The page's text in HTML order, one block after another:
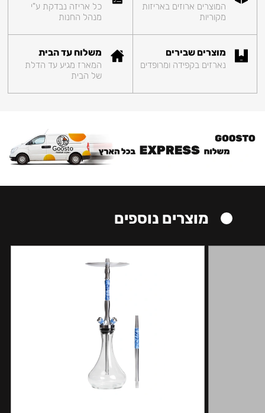
המוצרים ארוזים באריזות
מקוריות
כל אריזה נבדקת ע"י
מנהל החנות
מוצרים שבירים
נארזים בקפידה ומרופדים
משלוח עד הבית
המארז מגיע עד הדלת
של הבית
מוצרים נוספים